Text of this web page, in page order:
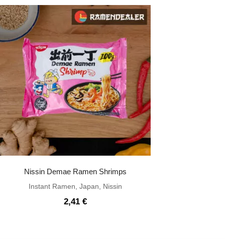
2,60 €1,81 €.
Nissin Demae Ramen Shrimps
Instant Ramen Japan Nissin
2,41 €